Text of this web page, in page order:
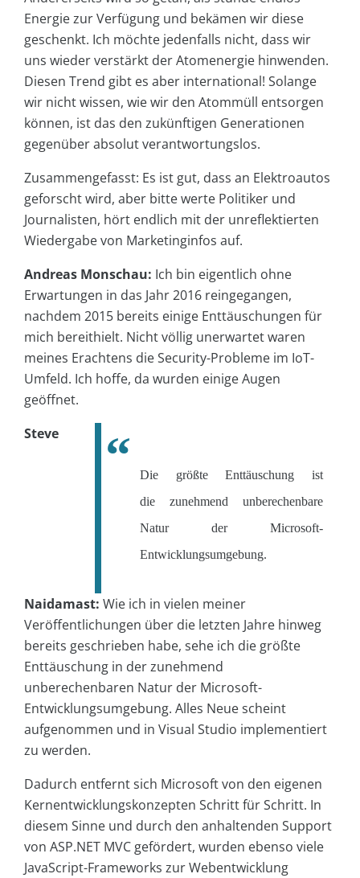
Energie zur Verfügung und bekämen wir diese
geschenkt. Ich möchte jedenfalls nicht, dass wir
uns wieder verstärkt der Atomenergie hinwenden.
Diesen Trend gibt es aber international! Solange
wir nicht wissen, wie wir den Atommüll entsorgen
können, ist das den zukünftigen Generationen
gegenüber absolut verantwortungslos.
Zusammengefasst: Es ist gut, dass an Elektroautos
geforscht wird, aber bitte werte Politiker und
Journalisten, hört endlich mit der unreflektierten
Wiedergabe von Marketinginfos auf.
Andreas Monschau: Ich bin eigentlich ohne
Erwartungen in das Jahr 2016 reingegangen,
nachdem 2015 bereits einige Enttäuschungen für
mich bereithielt. Nicht völlig unerwartet waren
meines Erachtens die Security-Probleme im IoT-
Umfeld. Ich hoffe, da wurden einige Augen
geöffnet.
Die größte Enttäuschung ist
die zunehmend unberechenbare
Natur der Microsoft-
Entwicklungsumgebung.
Steve
Naidamast: Wie ich in vielen meiner
Veröffentlichungen über die letzten Jahre hinweg
bereits geschrieben habe, sehe ich die größte
Enttäuschung in der zunehmend
unberechenbaren Natur der Microsoft-
Entwicklungsumgebung. Alles Neue scheint
aufgenommen und in Visual Studio implementiert
zu werden.
Dadurch entfernt sich Microsoft von den eigenen
Kernentwicklungskonzepten Schritt für Schritt. In
diesem Sinne und durch den anhaltenden Support
von ASP.NET MVC gefördert, wurden ebenso viele
JavaScript-Frameworks zur Webentwicklung